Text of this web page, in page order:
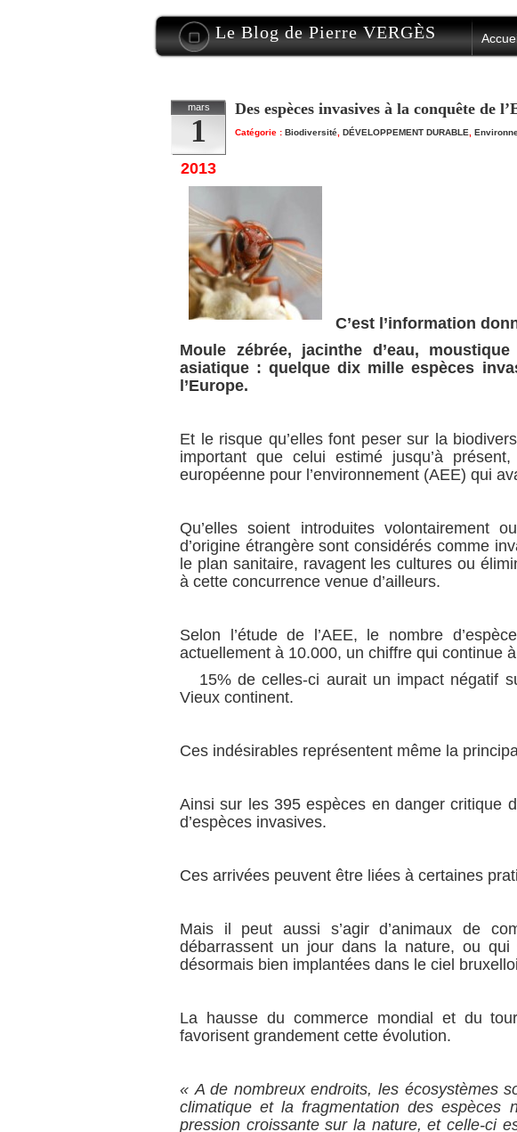
Le Blog de Pierre VERGÈS
mars
1
2013
Des espèces invasives à la conquête de
Catégorie : Biodiversité DÉVELOPPEMENT DURABLE
C’est l’information
Moule zébrée, jacinthe d’eau,
asiatique : quelque dix mille espèces
l’Europe.
Et le risque qu’elles font peser sur la
important que celui estimé jusqu’à
européenne pour l’environnement (AEE) qui
Qu’elles soient introduites volontairement
d’origine étrangère sont considérés comme
le plan sanitaire, ravagent les cultures ou
à cette concurrence venue d’ailleurs.
Selon l’étude de l’AEE, le nombre
actuellement à 10.000, un chiffre qui continue
15% de celles-ci aurait un impact négatif
Vieux continent.
Ces indésirables représentent même la
Ainsi sur les 395 espèces en danger critique
d’espèces invasives.
Ces arrivées peuvent être liées à certaines
Mais il peut aussi s’agir d’animaux de
débarrassent un jour dans la nature, ou qui
désormais bien implantées dans le ciel
La hausse du commerce mondial et du
favorisent grandement cette évolution.
« A de nombreux endroits, les écosystèmes
climatique et la fragmentation des espèces
pression croissante sur la nature, et celle-ci